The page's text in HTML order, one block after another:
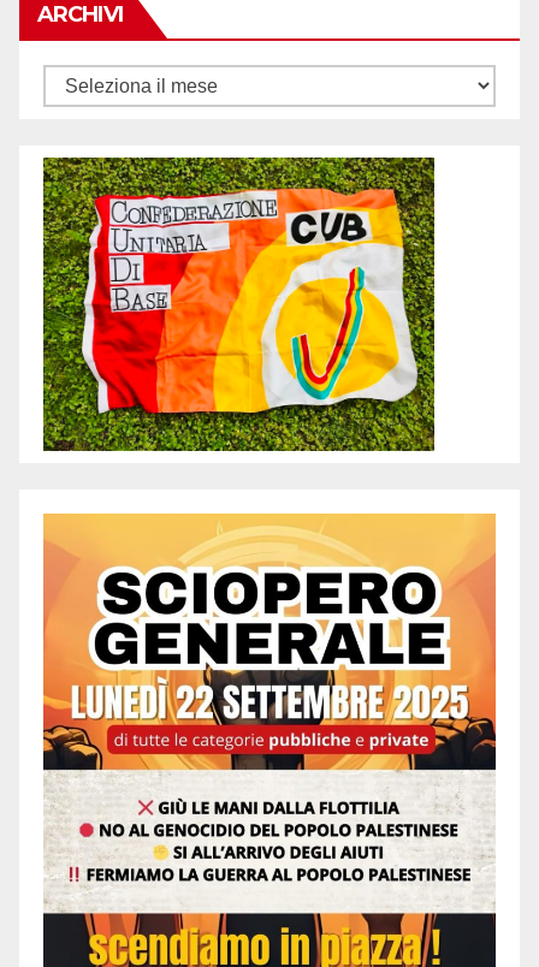
ARCHIVI
Archivi